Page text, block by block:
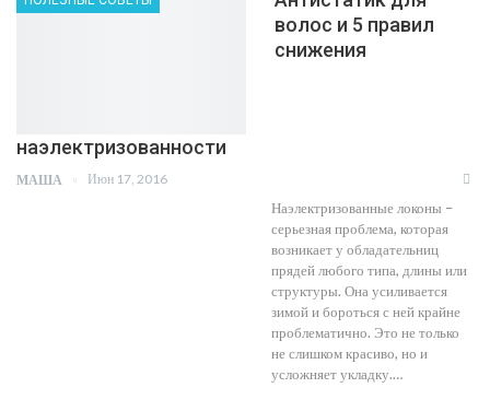
волос и 5 правил
снижения
наэлектризованности
МАША Июн 17, 2016
Наэлектризованные локоны –
серьезная проблема, которая
возникает у обладательниц
прядей любого типа, длины или
структуры. Она усиливается
зимой и бороться с ней крайне
проблематично. Это не только
не слишком красиво, но и
усложняет укладку.…